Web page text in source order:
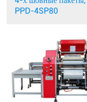
PPD-4SP80